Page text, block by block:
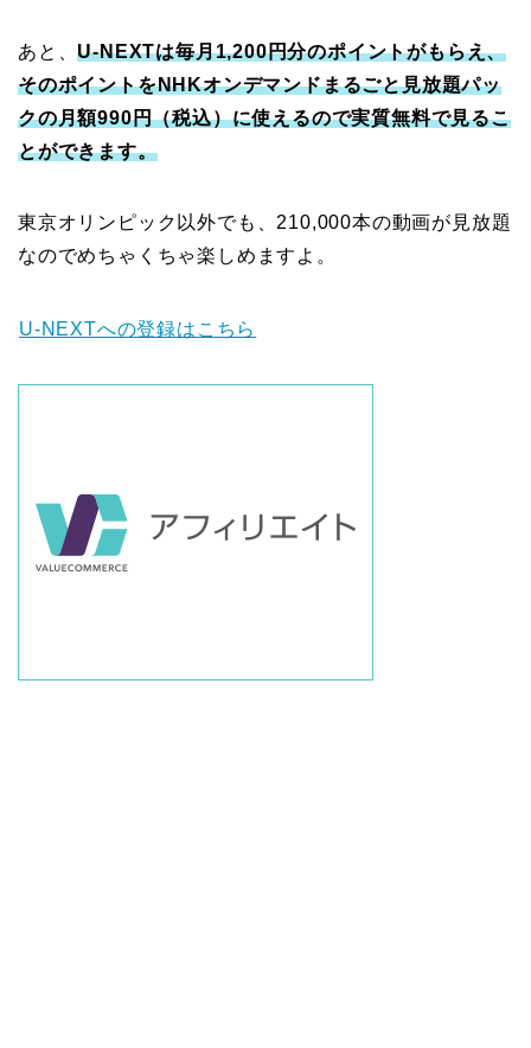
あと、U-NEXTは毎月1,200円分のポイントがもらえ、
そのポイントをNHKオンデマンドまるごと見放題パッ
クの月額990円（税込）に使えるので実質無料で見るこ
とができます。
東京オリンピック以外でも、210,000本の動画が見放題
なのでめちゃくちゃ楽しめますよ。
U-NEXTへの登録はこちら